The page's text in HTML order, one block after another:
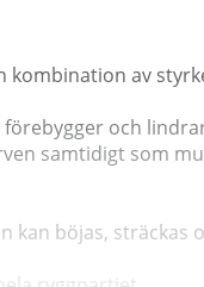
av
och
samtidigt som
böjas, sträckas